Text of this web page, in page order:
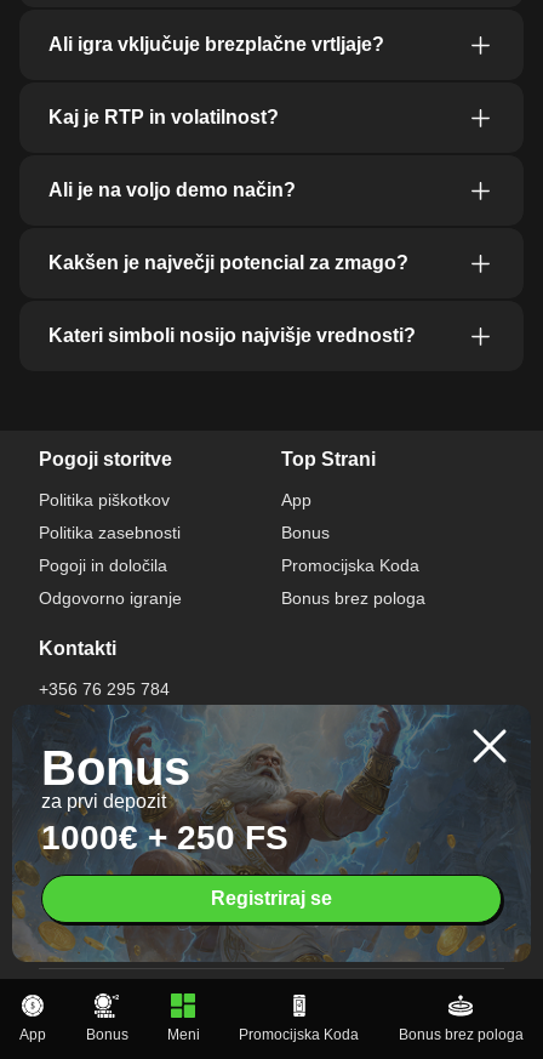
Ali igra vključuje brezplačne vrtljaje?
Kaj je RTP in volatilnost?
Ali je na voljo demo način?
Kakšen je največji potencial za zmago?
Kateri simboli nosijo najvišje vrednosti?
Bonus
za prvi depozit
1000€ + 250 FS
Registriraj se
App Bonus Meni Promocijska Koda Bonus brez pologa
Pogoji storitve
Politika piškotkov
Politika zasebnosti
Pogoji in določila
Odgovorno igranje
Top Strani
App
Bonus
Promocijska Koda
Bonus brez pologa
Kontakti
+356 76 295 784
info@gatesofolympusgame-si.com
Igraj varno
Če opazite simptome odvisnosti od iger na srečo, poiščite
pomoč strokovnjaka. Ta spletna stran je namenjena
uporabnikom, starim 18 let in več.